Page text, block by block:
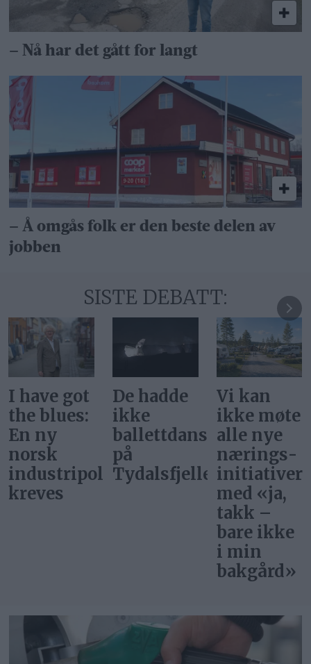
– Nå har det gått for langt
– Å omgås folk er den beste delen av
jobben
SISTE DEBATT:
De hadde
ikke
ballettdansere
på
Tydalsfjellet
Vi kan
ikke møte
alle nye
nærings­
initiativer
Svar på
«Gi alle
barn en
rettferdig
start»